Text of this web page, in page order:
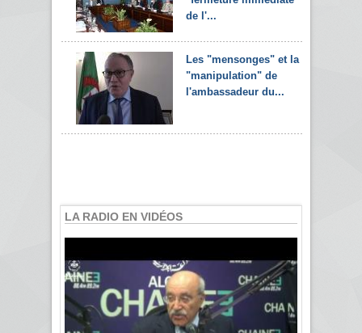
de l'...
Les "mensonges" et la
"manipulation" de
l'ambassadeur du...
LA RADIO EN VIDÉOS